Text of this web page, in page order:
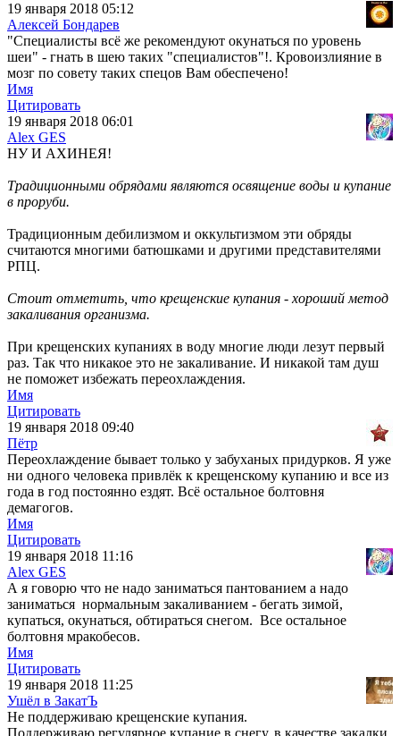
19 января 2018 05:12
Алексей Бондарев
"Специалисты всё же рекомендуют окунаться по уровень
шеи" - гнать в шею таких "специалистов"!. Кровоизлияние в
мозг по совету таких спецов Вам обеспечено!
Имя
Цитировать
19 января 2018 06:01
Alex GES
НУ И АХИНЕЯ!
Традиционными обрядами являются освящение воды и купание
в проруби.
Традиционным дебилизмом и оккультизмом эти обряды
считаются многими батюшками и другими представителями
РПЦ.
Стоит отметить, что крещенские купания - хороший метод
закаливания организма.
При крещенских купаниях в воду многие люди лезут первый
раз. Так что никакое это не закаливание. И никакой там душ
не поможет избежать переохлаждения.
Имя
Цитировать
19 января 2018 09:40
Пётр
Переохлаждение бывает только у забуханых придурков. Я уже
ни одного человека привлёк к крещенскому купанию и все из
года в год постоянно ездят. Всё остальное болтовня
демагогов.
Имя
Цитировать
19 января 2018 11:16
Alex GES
А я говорю что не надо заниматься пантованием а надо
заниматься нормальным закаливанием - бегать зимой,
купаться, окунаться, обтираться снегом. Все остальное
болтовня мракобесов.
Имя
Цитировать
19 января 2018 11:25
Ушёл в ЗакатЪ
Не поддерживаю крещенские купания.